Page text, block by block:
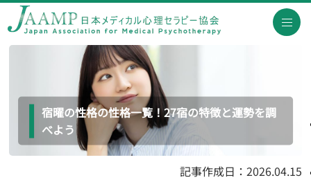
宿曜の性格の性格一覧！27宿の特徴と運勢を調
べよう
記事作成日：2026.04.15